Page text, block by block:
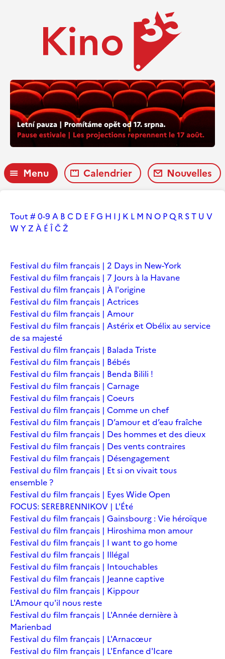
Menu Calendrier Nouvelles
Tout # 0-9 A B C D E FG H I J K L M N O PQ R ST U V
W YZ À É ÎČŽ
Festival du film français | 2 Days in New-York
Festival du film français | 7 Jours à la Havane
Festival du film français | À l'origine
Festival du film français | Actrices
Festival du film français | Amour
Festival du film français | Astérix et Obélix au service
de sa majesté
Festival du film français | Balada Triste
Festival du film français | Bébés
Festival du film français | Benda Bilili !
Festival du film français | Carnage
Festival du film français | Coeurs
Festival du film français | Comme un chef
Festival du film français | D’amour et d’eau fraîche
Festival du film français | Des hommes et des dieux
Festival du film français | Des vents contraires
Festival du film français | Désengagement
Festival du film français | Et si on vivait tous
ensemble ?
Festival du film français | Eyes Wide Open
FOCUS: SEREBRENNIKOV | L'Été
Festival du film français | Gainsbourg : Vie héroïque
Festival du film français | Hiroshima mon amour
Festival du film français | I want to go home
Festival du film français | Illégal
Festival du film français | Intouchables
Festival du film français | Jeanne captive
Festival du film français | Kippour
L'Amour qu'il nous reste
Festival du film français | L'Année dernière à
Marienbad
Festival du film français | L'Arnacœur
Festival du film français | L'Enfance d'Icare